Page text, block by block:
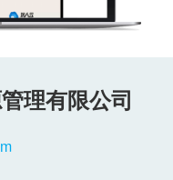
理有限公司